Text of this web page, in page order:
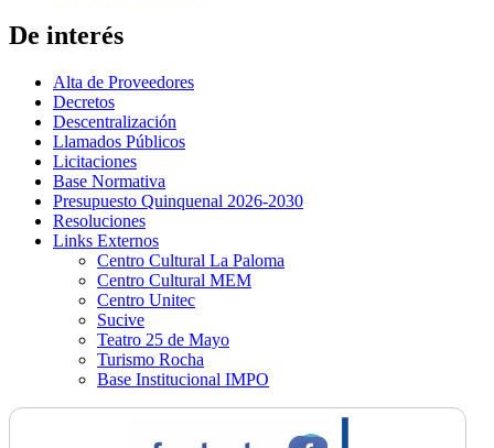
De interés
Alta de Proveedores
Decretos
Descentralización
Llamados Públicos
Licitaciones
Base Normativa
Presupuesto Quinquenal 2026-2030
Resoluciones
Links Externos
Centro Cultural La Paloma
Centro Cultural MEM
Centro Unitec
Sucive
Teatro 25 de Mayo
Turismo Rocha
Base Institucional IMPO